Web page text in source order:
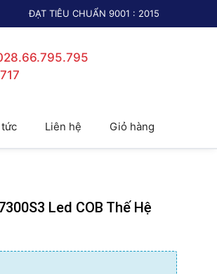
ĐẠT TIÊU CHUẨN 9001 : 2015
Liên hệ Giỏ hàng
Led COB Thế Hệ